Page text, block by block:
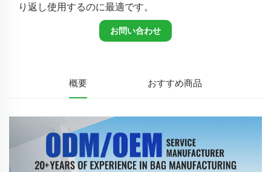
り返し使用するのに最適です。
お問い合わせ
概要 おすすめ商品